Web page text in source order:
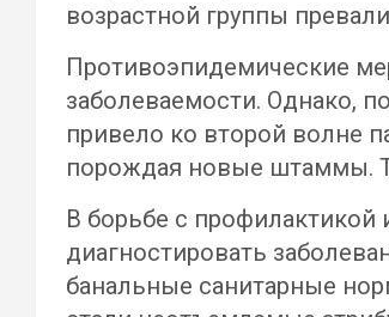
возрастной группы
Противоэпидемические
заболеваемости. Однако,
привело ко второй волне
порождая новые штаммы.
В борьбе с
диагностировать
банальные санитарные